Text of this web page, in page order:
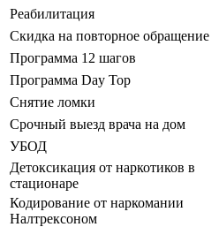
Реабилитация
Скидка на повторное обращение
Программа 12 шагов
Программа Day Top
Снятие ломки
Срочный выезд врача на дом
УБОД
Детоксикация от наркотиков в
стационаре
Кодирование от наркомании
Налтрексоном